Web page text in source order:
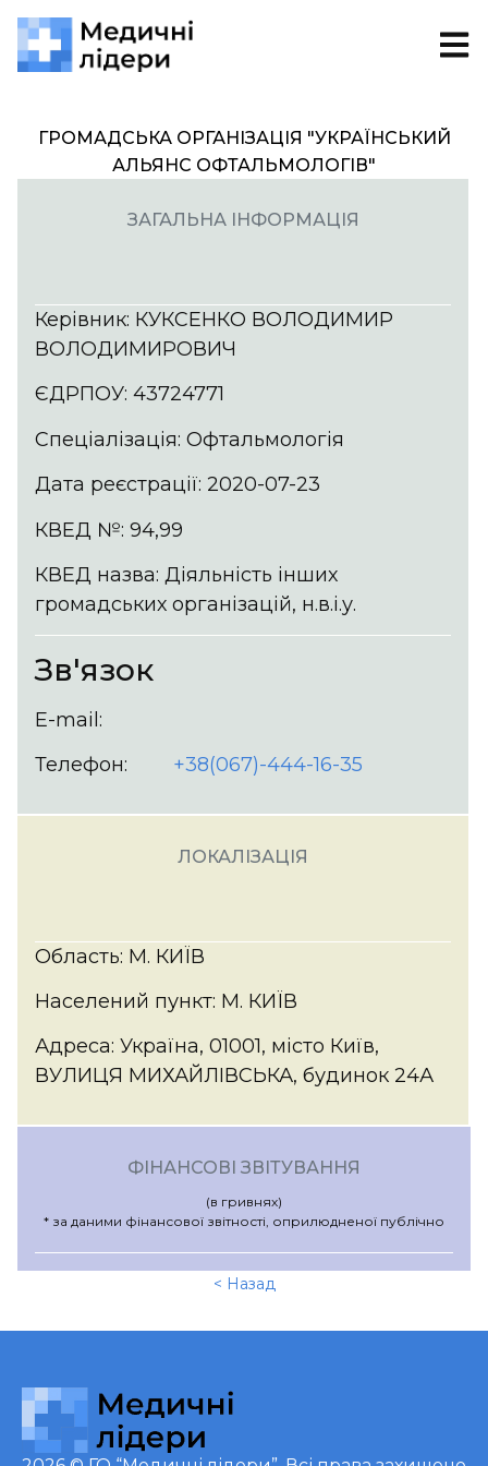
ГРОМАДСЬКА ОРГАНІЗАЦІЯ "УКРАЇНСЬКИЙ
АЛЬЯНС ОФТАЛЬМОЛОГІВ"
ЗАГАЛЬНА ІНФОРМАЦІЯ
Керівник: КУКСЕНКО ВОЛОДИМИР
ВОЛОДИМИРОВИЧ
ЄДРПОУ: 43724771
Спеціалізація: Офтальмологія
Дата реєстрації: 2020-07-23
КВЕД №: 94,99
КВЕД назва: Діяльність інших
громадських організацій, н.в.і.у.
Зв'язок
E-mail:
Телефон:
+38(067)-444-16-35
ЛОКАЛІЗАЦІЯ
Область: М. КИЇВ
Населений пункт: М. КИЇВ
Адреса: Україна, 01001, місто Київ,
ВУЛИЦЯ МИХАЙЛІВСЬКА, будинок 24А
ФІНАНСОВІ ЗВІТУВАННЯ
(в гривнях)
* за даними фінансової звітності, оприлюдненої публічно
< Назад